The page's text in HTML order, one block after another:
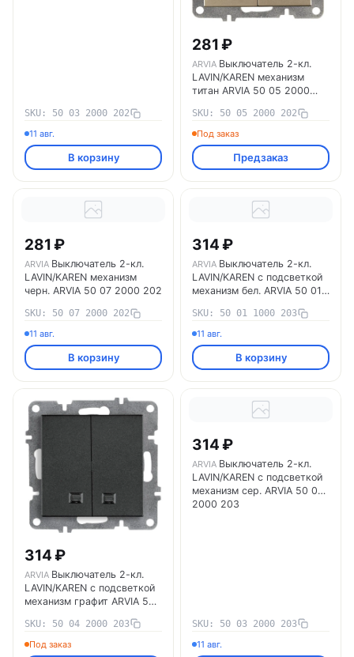
SKU: 50 03 2000 202
11 авг.
В корзину
281 ₽
ARVIA Выключатель 2-кл.
LAVIN/KAREN механизм
титан ARVIA 50 05 2000
SKU: 50 05 2000 202
Под заказ
Предзаказ
281 ₽
ARVIA Выключатель 2-кл.
LAVIN/KAREN механизм
черн. ARVIA 50 07 2000 202
SKU: 50 07 2000 202
11 авг.
В корзину
314 ₽
ARVIA Выключатель 2-кл.
LAVIN/KAREN с подсветкой
механизм бел. ARVIA 50 01
SKU: 50 01 1000 203
11 авг.
В корзину
314 ₽
ARVIA Выключатель 2-кл.
LAVIN/KAREN с подсветкой
механизм графит ARVIA 50
SKU: 50 04 2000 203
Под заказ
314 ₽
ARVIA Выключатель 2-кл.
LAVIN/KAREN с подсветкой
механизм сер. ARVIA 50 03
2000 203
SKU: 50 03 2000 203
11 авг.